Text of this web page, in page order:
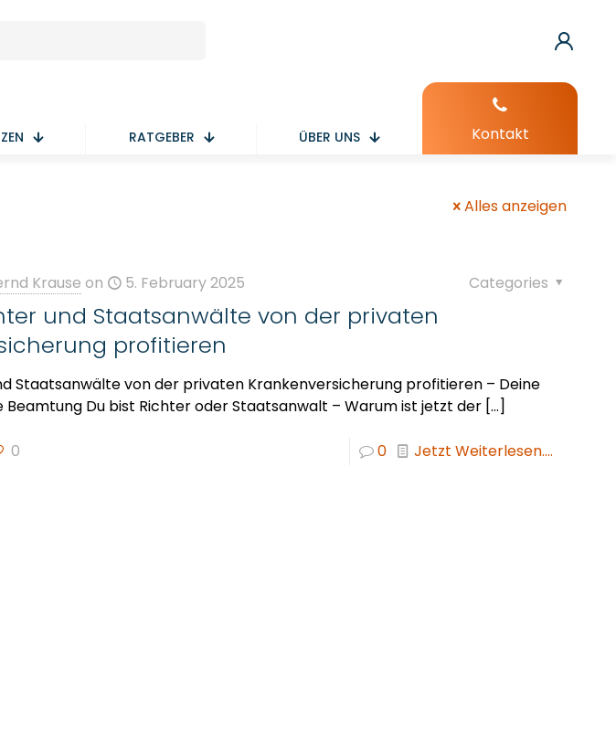
RATGEBER ÜBER UNS Kontakt
Alles anzeigen
Krause on 5. February 2025 Categories
und Staatsanwälte von der privaten
profitieren
Staatsanwälte von der privaten Krankenversicherung profitieren – Deine
Beamtung Du bist Richter oder Staatsanwalt – Warum ist jetzt der […]
0 0 Jetzt Weiterlesen....